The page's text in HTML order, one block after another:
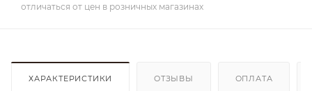
отличаться от цен в розничных магазинах
ХАРАКТЕРИСТИКИ ОТЗЫВЫ ОПЛАТА